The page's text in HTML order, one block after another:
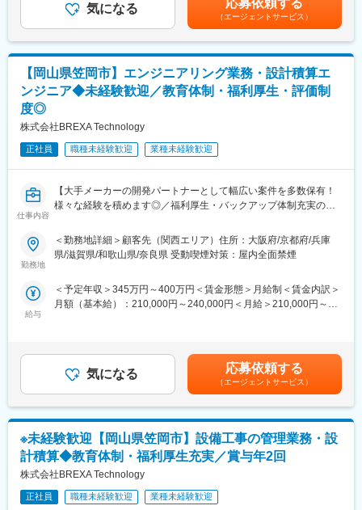
◇残業は月20時間程度で、ワークライフバランスを重視していま
す。プライベートの時間も大切にできます。
◇SolidWorksの使用経験が必須です。流体・材料力学やJIS規格の
知識がある方はさらに歓迎します。
■職場環境・魅力：
◇別途、賞与年2回、時間外手当（1分単位）、各種手当（家族、
◇スキル・経験年数・年齢等も考慮し、話し合いの上で決定
◇充実の福利厚生：交通費支給あり、資格取得支援・手当あり、
寮・社宅・住宅手当あり、U・Iターン支援ありなど
■充実した教育制度／入社後のフォロー体制充実：
◇人事育成制度…等級制度の定義と連動したカリキュラム体型の
ことでストレスレベルを把握するとともに必要に応じて関連部署
と連携し環境を改善
感を高め、自立できる人財を育成できる制度
手当を含めた表記です。
気になる 応募依頼する
（エージェントサービス）
【岡山県笠岡市】エンジニアリング業務・設計積算エ
ンジニア◆未経験歓迎／教育体制・福利厚生・評価制
度◎
株式会社BREXA Technology
正社員 職種未経験歓迎 業種未経験歓迎
仕事内容
【大手メーカーの開発パートナーとして幅広い案件を多数保有！
様々な経験を積めます◎／福利厚生・バックアップ体制充実の中
群】
■仕事内容：
担当していただきます
進捗管理、設計図の作成、積算業務などを行います。Excel、
Word、PowerPointを使用して業務を進めます。未経験の方でも丁
寧に指導しますので安心してご応募ください。
勤務時間は8:30から17:30までで、ワークライフバランスを重視し
た働き方が可能です。若手の方々が活躍できる職場環境が整って
います。
■職場環境・魅力：
・別途、賞与年2回、時間外手当（1分単位）、各種手当（家族、
赴任等）が支給
勤務地
＜勤務地詳細＞顧客先（関西エリア）住所：大阪府/京都府/兵庫
県/滋賀県/和歌山県/奈良県 受動喫煙対策：屋内全面禁煙
給与
＜予定年収＞345万円～400万円＜賃金形態＞月給制＜賃金内訳＞
月額（基本給）：210,000円～240,000円＜月給＞210,000円～
給 賃金はあくまでも目安の金額であり、選考を通じて上下する
可能性があります。月給(月額)は固定手当を含めた表記です。
気になる 応募依頼する
（エージェントサービス）
※未経験歓迎【岡山県笠岡市】設備工事の管理業務・設
計積算◆教育体制・福利厚生充実／賞与年2回
株式会社BREXA Technology
正社員 職種未経験歓迎 業種未経験歓迎